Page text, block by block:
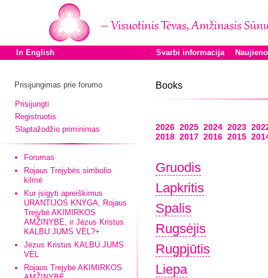
In English Svarbi informacija
Prisijungimas prie forumo
Prisijungti
Registruotis
Slaptažodžio priminimas
Forumas
Rojaus Trejybės simbolio
kilmė
Kur įsigyti apreiškimus
URANTIJOS KNYGA, Rojaus
Trejybė AKIMIRKOS
AMŽINYBĖ, ir Jėzus Kristus
KALBU JUMS VĖL?+
Jėzus Kristus KALBU JUMS
VĖL
Rojaus Trejybė AKIMIRKOS
Books
2026 2025 2024 2023
2018 2017 2016 2015
Gruodis
Lapkritis
Spalis
Rugsėjis
Rugpjūtis
Liepa